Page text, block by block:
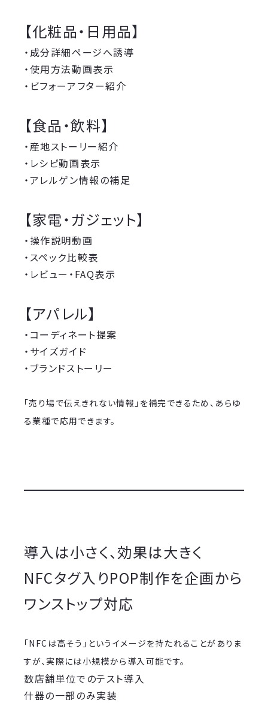
【化粧品・日用品】
・成分詳細ページへ誘導
・使用方法動画表示
・ビフォーアフター紹介
【食品・飲料】
・産地ストーリー紹介
・レシピ動画表示
・アレルゲン情報の補足
【家電・ガジェット】
・操作説明動画
・スペック比較表
・レビュー・FAQ表示
【アパレル】
・コーディネート提案
・サイズガイド
・ブランドストーリー
「売り場で伝えきれない情報」を補完できるため、あらゆ
る業種で応用できます。
導入は小さく、効果は大きく
NFCタグ入りPOP制作を企画から
ワンストップ対応
「NFCは高そう」というイメージを持たれることがありま
すが、実際には小規模から導入可能です。
数店舗単位でのテスト導入
什器の一部のみ実装